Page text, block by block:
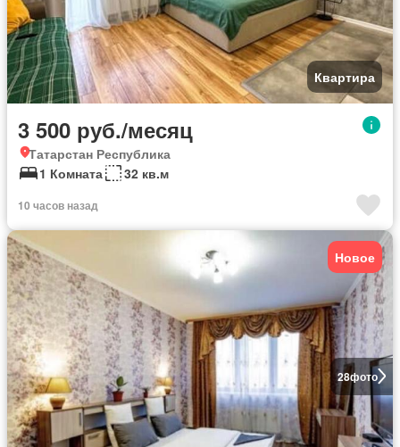
Квартира
3 500 руб./месяц
Татарстан Республика
1 Комната
32 кв.м
10 часов назад
28фото
Новое